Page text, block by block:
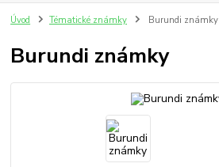
Úvod Tématické známky Burundi známky
Burundi známky